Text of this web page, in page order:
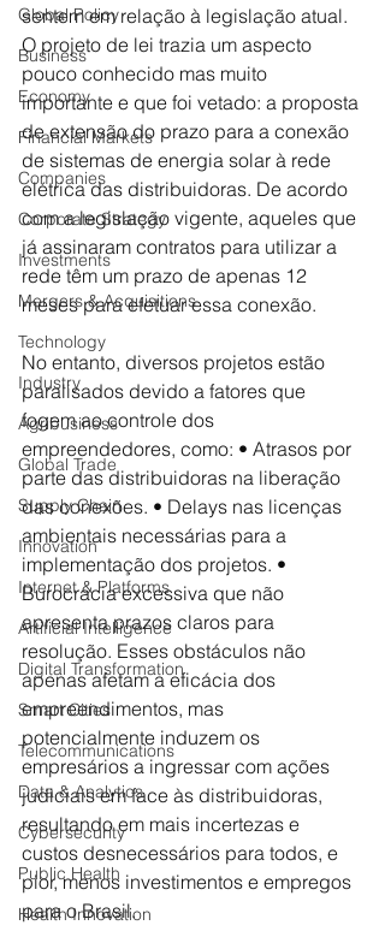
Global Policy
Business
Economy
Financial Markets
Companies
Corporate Strategy
Investments
Mergers & Acquisitions
Technology
Industry
Agribusiness
Global Trade
Supply Chain
Innovation
Internet & Platforms
Artificial Intelligence
Digital Transformation
Smart Cities
Telecommunications
Data & Analytics
Cybersecurity
Public Health
Health Innovation
sentem em relação à legislação atual.
O projeto de lei trazia um aspecto
pouco conhecido mas muito
importante e que foi vetado: a proposta
de extensão do prazo para a conexão
de sistemas de energia solar à rede
elétrica das distribuidoras. De acordo
com a legislação vigente, aqueles que
já assinaram contratos para utilizar a
rede têm um prazo de apenas 12
meses para efetuar essa conexão.
No entanto, diversos projetos estão
paralisados devido a fatores que
fogem ao controle dos
empreendedores, como: •⁠ ⁠Atrasos por
parte das distribuidoras na liberação
das conexões. •⁠ ⁠Delays nas licenças
ambientais necessárias para a
implementação dos projetos. •⁠
⁠Burocracia excessiva que não
apresenta prazos claros para
resolução. Esses obstáculos não
apenas afetam a eficácia dos
empreendimentos, mas
potencialmente induzem os
empresários a ingressar com ações
judiciais em face às distribuidoras,
resultando em mais incertezas e
custos desnecessários para todos, e
pior, menos investimentos e empregos
para o Brasil.